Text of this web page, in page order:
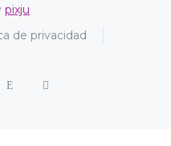
pixju
de privacidad